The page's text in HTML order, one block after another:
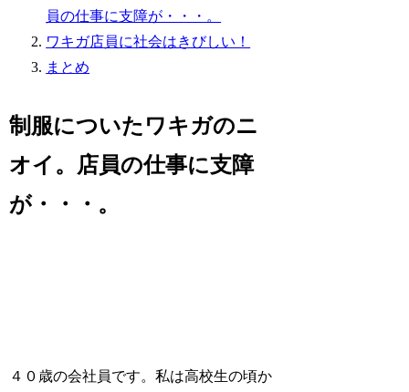
員の仕事に支障が・・・。
ワキガ店員に社会はきびしい！
まとめ
制服についたワキガのニ
オイ。店員の仕事に支障
が・・・。
４０歳の会社員です。私は高校生の頃か